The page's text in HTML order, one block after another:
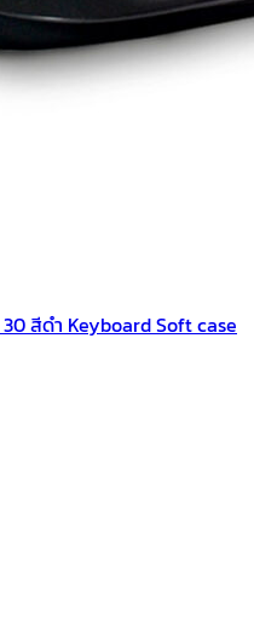
สีดำ Keyboard Soft case